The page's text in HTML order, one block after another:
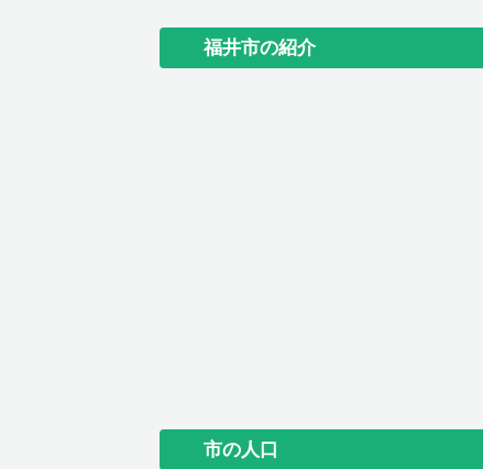
福井市の紹介
市の人口